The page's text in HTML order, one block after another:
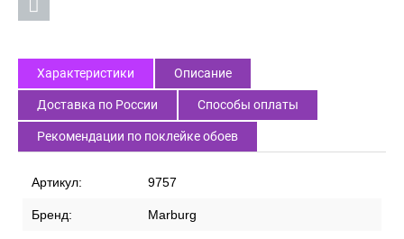
Характеристики Описание
Доставка по России Способы оплаты
Рекомендации по поклейке обоев
Артикул: 9757
Бренд: Marburg